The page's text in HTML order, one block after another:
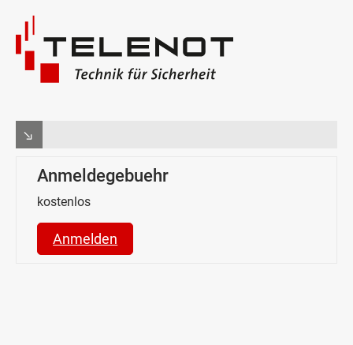
Anmeldegebuehr
kostenlos
Anmelden